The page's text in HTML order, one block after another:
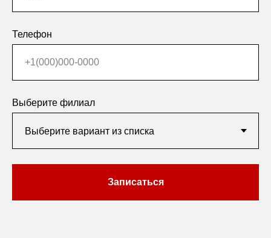
Телефон
Выберите филиал
Записаться